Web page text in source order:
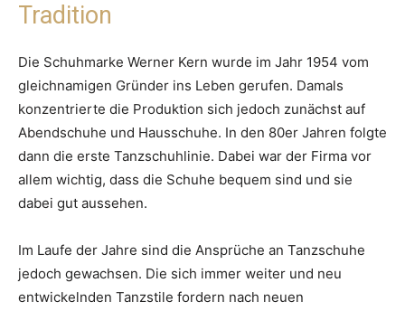
Tradition
Die Schuhmarke Werner Kern wurde im Jahr 1954 vom
gleichnamigen Gründer ins Leben gerufen. Damals
konzentrierte die Produktion sich jedoch zunächst auf
Abendschuhe und Hausschuhe. In den 80er Jahren folgte
dann die erste Tanzschuhlinie. Dabei war der Firma vor
allem wichtig, dass die Schuhe bequem sind und sie
dabei gut aussehen.
Im Laufe der Jahre sind die Ansprüche an Tanzschuhe
jedoch gewachsen. Die sich immer weiter und neu
entwickelnden Tanzstile fordern nach neuen